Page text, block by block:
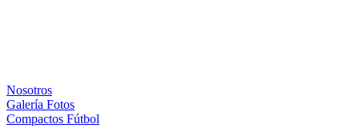
Nosotros
Galería Fotos
Compactos Fútbol